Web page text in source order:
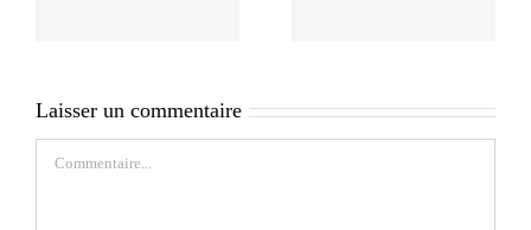
Laisser un commentaire
Commentaire